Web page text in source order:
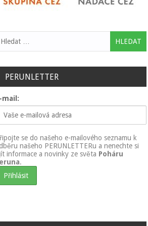
PERUNLETTER
mail:
se do našeho e-mailového seznamu k
našeho PERUNLETTERu a nenechte si
informace a novinky ze světa Poháru
.